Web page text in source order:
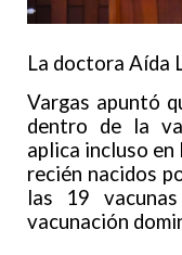
La doctora Aída
Vargas apuntó
dentro de la
aplica incluso en
recién nacidos
las 19
vacunación